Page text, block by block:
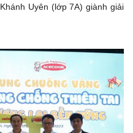
Uyên (lớp 7A) giành giải